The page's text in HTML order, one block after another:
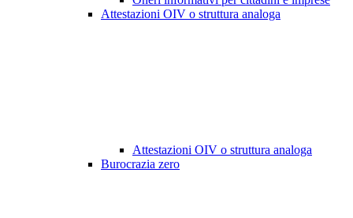
Attestazioni OIV o struttura analoga
Attestazioni OIV o struttura analoga
Burocrazia zero